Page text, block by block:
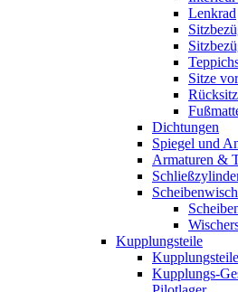
Lenkrad
Sitze
Dichtungen
Spiegel und
Armaturen &
Kupplungsteile
Kupplungs-